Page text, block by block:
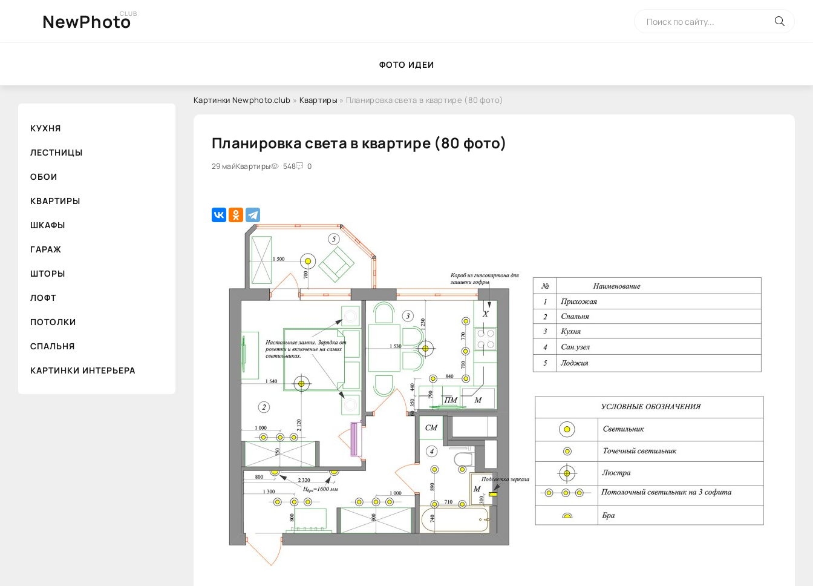
NewPhoto
CLUB
ФОТО ИДЕИ
КУХНЯ
ЛЕСТНИЦЫ
ОБОИ
КВАРТИРЫ
ШКАФЫ
ГАРАЖ
ШТОРЫ
ЛОФТ
ПОТОЛКИ
СПАЛЬНЯ
КАРТИНКИ ИНТЕРЬЕРА
Картинки Newphoto.club » Квартиры » Планировка света в квартире (80 фото)
Планировка света в квартире (80 фото)
29 майКвартиры 548 0